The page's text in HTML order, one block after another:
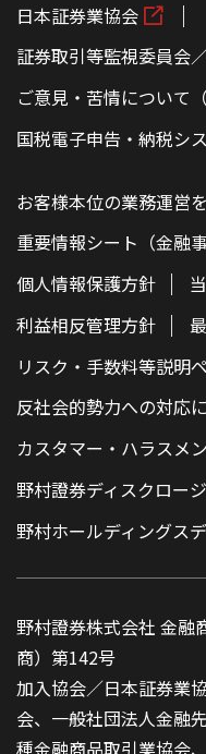
日本証券業協会
証券取引等監視委員会
ご意見・苦情について
国税電子申告・納税シ
お客様本位の業務運営
重要情報シート（金融事
個人情報保護方針
利益相反管理方針
リスク・手数料等説明
反社会的勢力への対応
カスタマー・ハラスメ
野村證券ディスクロー
野村ホールディングス
野村證券株式会社 金融
商）第142号
加入協会／日本証券業
会、一般社団法人金融